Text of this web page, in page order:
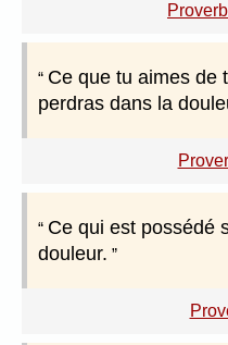
Ce que tu aimes
perdras dans la
Ce qui est possédé
douleur.